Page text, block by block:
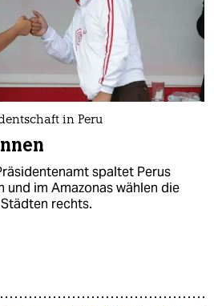
in Peru
spaltet Perus
und im Amazonas wählen die
rechts.